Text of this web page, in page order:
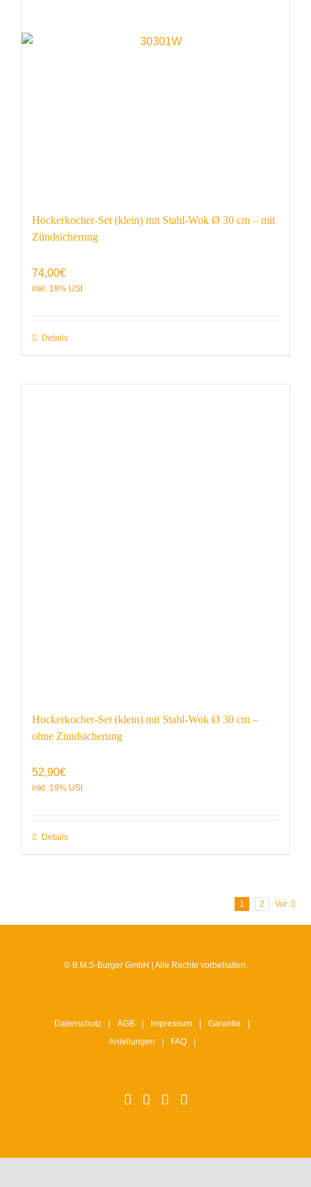
Hockerkocher-Set (klein) mit Stahl-Wok Ø 30 cm – mit
Zündsicherung
74,00€
Details
Hockerkocher-Set (klein) mit Stahl-Wok Ø 30 cm –
ohne Zündsicherung
52,90€
Details
1 2 Vor
© B.M.S-Burger GmbH | Alle Rechte vorbehalten.
Datenschutz AGB Impressum
Garantie
Anleitungen
FAQ